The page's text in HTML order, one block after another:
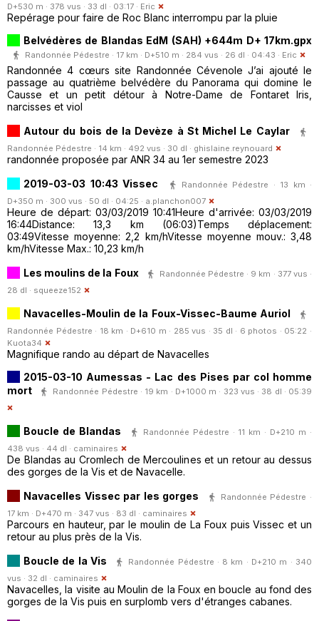
D+530 m · 378 vus · 33 dl · 03:17 · Eric
Repérage pour faire de Roc Blanc interrompu par la pluie
Belvédères de Blandas EdM (SAH) +644m D+ 17km.gpx
Randonnée Pédestre · 17 km · D+510 m · 284 vus · 26 dl · 04:43 · Eric
Randonnée 4 cœurs site Randonnée Cévenole J’ai ajouté le
passage au quatrième belvédère du Panorama qui domine le
Causse et un petit détour à Notre-Dame de Fontaret Iris,
narcisses et viol
Autour du bois de la Devèze à St Michel Le Caylar
Randonnée Pédestre · 14 km · 492 vus · 30 dl · ghislaine.reynouard
randonnée proposée par ANR 34 au 1er semestre 2023
2019-03-03 10:43 Vissec
Randonnée Pédestre · 13 km ·
D+350 m · 300 vus · 50 dl · 04:25 · a.planchon007
Heure de départ: 03/03/2019 10:41Heure d'arrivée: 03/03/2019
16:44Distance: 13,3 km (06:03)Temps déplacement:
03:49Vitesse moyenne: 2,2 km/hVitesse moyenne mouv.: 3,48
km/hVitesse Max.: 10,23 km/h
Les moulins de la Foux
Randonnée Pédestre · 9 km · 377 vus ·
28 dl · squeeze152
Navacelles-Moulin de la Foux-Vissec-Baume Auriol
Randonnée Pédestre · 18 km · D+610 m · 285 vus · 35 dl · 6 photos · 05:22 ·
Kuota34
Magnifique rando au départ de Navacelles
2015-03-10 Aumessas - Lac des Pises par col homme
mort
Randonnée Pédestre · 19 km · D+1000 m · 323 vus · 38 dl · 05:39
Boucle de Blandas
Randonnée Pédestre · 11 km · D+210 m ·
438 vus · 44 dl · caminaires
De Blandas au Cromlech de Mercoulines et un retour au dessus
des gorges de la Vis et de Navacelle.
Navacelles Vissec par les gorges
Randonnée Pédestre ·
17 km · D+470 m · 347 vus · 83 dl · caminaires
Parcours en hauteur, par le moulin de La Foux puis Vissec et un
retour au plus près de la Vis.
Boucle de la Vis
Randonnée Pédestre · 8 km · D+210 m · 340
vus · 32 dl · caminaires
Navacelles, la visite au Moulin de la Foux en boucle au fond des
gorges de la Vis puis en surplomb vers d'étranges cabanes.